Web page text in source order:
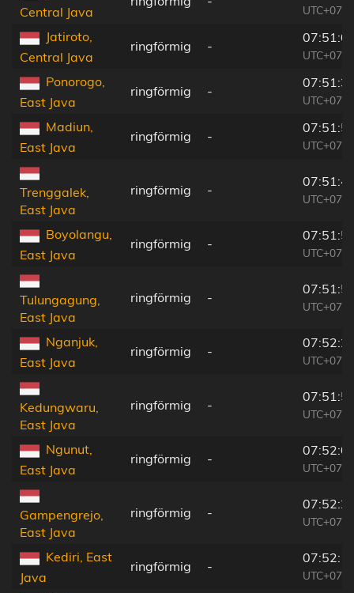
Central Java
Jatiroto,
Central Java
ringförmig -
Ponorogo,
East Java
ringförmig -
Madiun,
East Java
ringförmig -
Trenggalek,
East Java
ringförmig -
Boyolangu,
East Java
ringförmig -
Tulungagung,
East Java
ringförmig -
Nganjuk,
East Java
ringförmig -
Kedungwaru,
East Java
ringförmig -
Ngunut,
East Java
ringförmig -
Gampengrejo,
East Java
ringförmig -
Kediri, East
Java
ringförmig -